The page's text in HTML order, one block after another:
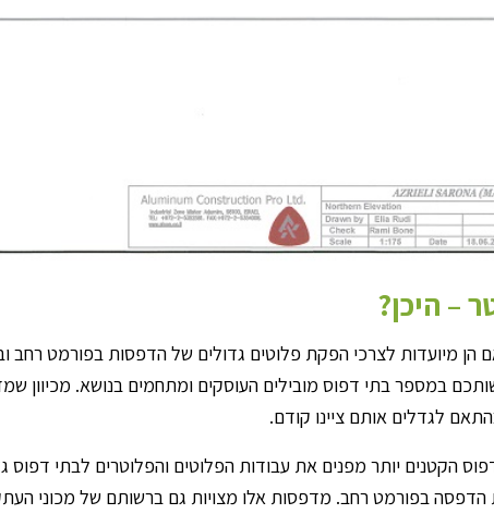
– היכן?
הן מיועדות לצרכי הפקת פלוטים גדולים של הדפסות בפורמט רחב
במספר בתי דפוס מובילים העוסקים ומתחמים בנושא. מכיוון
לגדלים אותם ציינו קודם.
הקטנים יותר מפנים את עבודות הפלוטים והפלוטרים לבתי
בפורמט רחב. מדפסות אלו מצויות גם ברשותם של מכוני